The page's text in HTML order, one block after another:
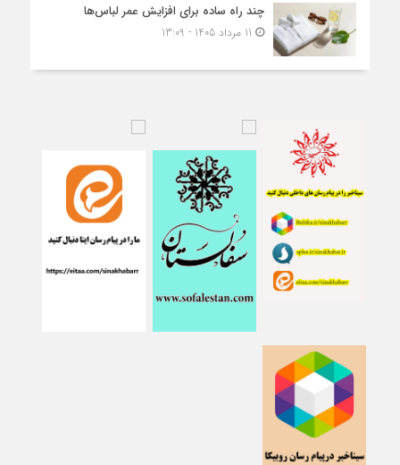
چند راه ساده برای افزایش عمر لباس‌ها